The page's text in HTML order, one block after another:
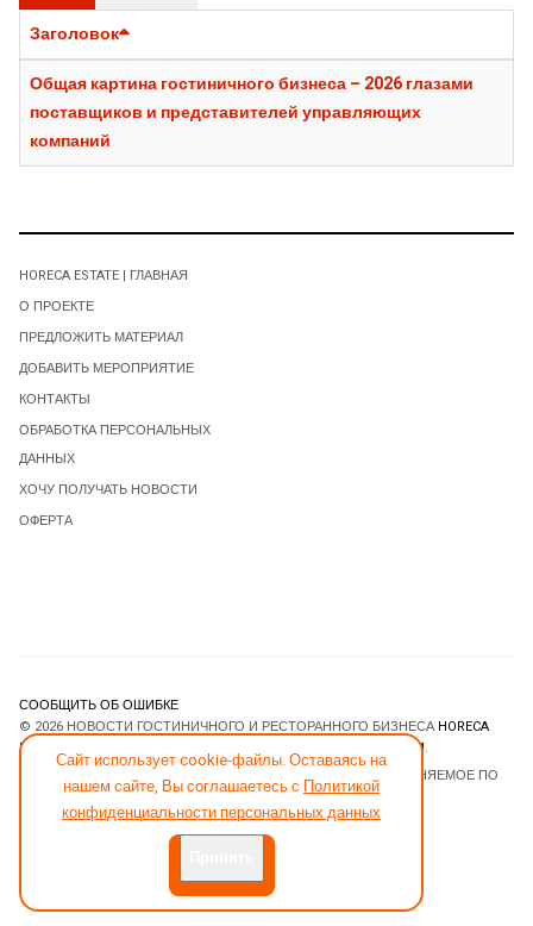
Заголовок
Общая картина гостиничного бизнеса – 2026 глазами
поставщиков и представителей управляющих
компаний
Сайт использует cookie-файлы. Оставаясь на
нашем сайте, Вы соглашаетесь с Политикой
конфиденциальности персональных данных
HORECA ESTATE | ГЛАВНАЯ
О ПРОЕКТЕ
ПРЕДЛОЖИТЬ МАТЕРИАЛ
ДОБАВИТЬ МЕРОПРИЯТИЕ
КОНТАКТЫ
ОБРАБОТКА ПЕРСОНАЛЬНЫХ
ДАННЫХ
ХОЧУ ПОЛУЧАТЬ НОВОСТИ
ОФЕРТА
СООБЩИТЬ ОБ ОШИБКЕ
© 2026 НОВОСТИ ГОСТИНИЧНОГО И РЕСТОРАННОГО БИЗНЕСА HORECA
ESTATE
JOOMLART.COM.
- ПРОГРАММНОЕ ОБЕСПЕЧЕНИЕ, РАСПРОСТРАНЯЕМОЕ ПО
ЛИЦЕНЗИИGNU GENERAL PUBLIC LICENSE